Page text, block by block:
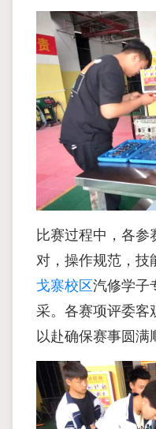
比赛过程中，各参
对，操作规范，技
戈寨校区汽修学子
采。各赛项评委客
以赴确保赛事圆满